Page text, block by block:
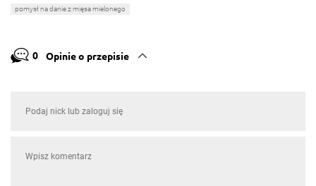
pomysł na danie z mięsa mielonego
0 Opinie o przepisie